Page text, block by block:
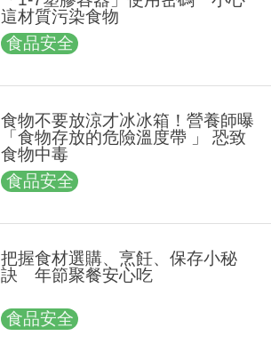
這材質污染食物
食品安全
食物不要放涼才冰冰箱！營養師曝
「食物存放的危險溫度帶 」 恐致
食物中毒
食品安全
把握食材選購、烹飪、保存小秘
訣 年節聚餐安心吃
食品安全